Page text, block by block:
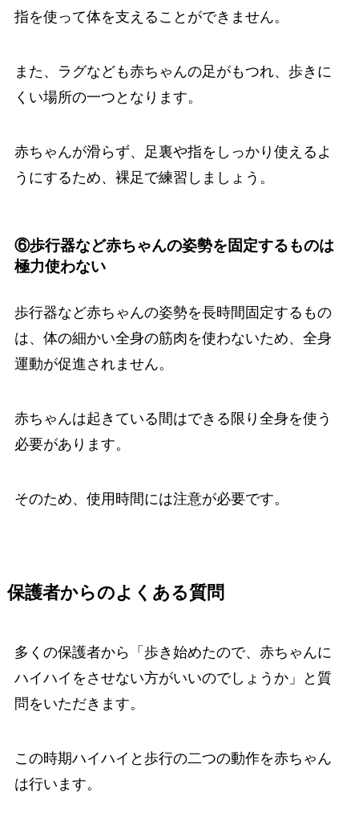
指を使って体を支えることができません。
また、ラグなども赤ちゃんの足がもつれ、歩きに
くい場所の一つとなります。
赤ちゃんが滑らず、足裏や指をしっかり使えるよ
うにするため、裸足で練習しましょう。
⑥歩行器など赤ちゃんの姿勢を固定するものは
極力使わない
歩行器など赤ちゃんの姿勢を長時間固定するもの
は、体の細かい全身の筋肉を使わないため、全身
運動が促進されません。
赤ちゃんは起きている間はできる限り全身を使う
必要があります。
そのため、使用時間には注意が必要です。
保護者からのよくある質問
多くの保護者から「歩き始めたので、赤ちゃんに
ハイハイをさせない方がいいのでしょうか」と質
問をいただきます。
この時期ハイハイと歩行の二つの動作を赤ちゃん
は行います。